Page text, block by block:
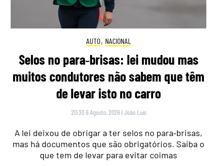
AUTO, NACIONAL
Selos no para‑brisas: lei mudou mas
muitos condutores não sabem que têm
de levar isto no carro
20:30 6 Agosto, 2026 |João Luís
A lei deixou de obrigar a ter selos no para‑brisas,
mas há documentos que são obrigatórios. Saiba o
que tem de levar para evitar coimas